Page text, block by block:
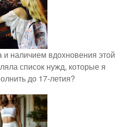
и наличием вдохновения этой
список нужд, которые я
до 17-летия?